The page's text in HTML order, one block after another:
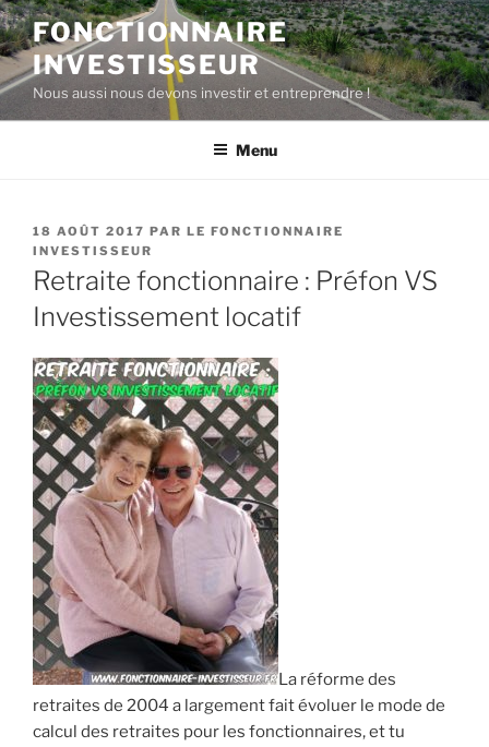
Aller
au
contenu
principal
FONCTIONNAIRE
INVESTISSEUR
Nous aussi nous devons investir et entreprendre !
Menu
PUBLIÉ
LE
18 AOÛT 2017 PAR LE FONCTIONNAIRE
INVESTISSEUR
Retraite fonctionnaire : Préfon VS
Investissement locatif
La réforme des
retraites de 2004 a largement fait évoluer le mode de
calcul des retraites pour les fonctionnaires, et tu